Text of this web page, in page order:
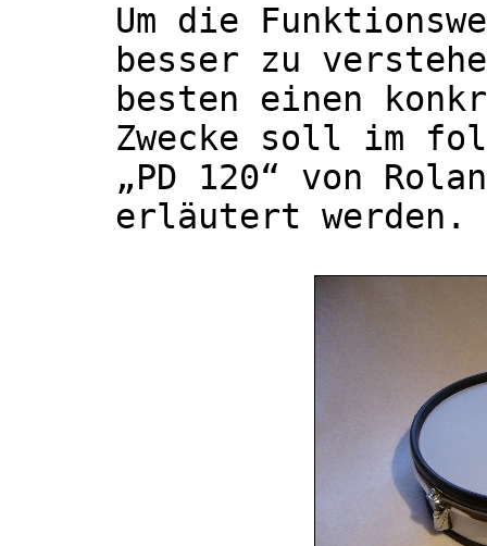
Um die
besser zu
besten einen
Zwecke soll im
„PD 120“ von
erläutert werden.